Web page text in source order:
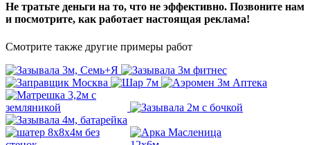
Не тратьте деньги на то, что не эффективно. Позвоните нам
и посмотрите, как работает настоящая реклама!
Смотрите также другие примеры работ